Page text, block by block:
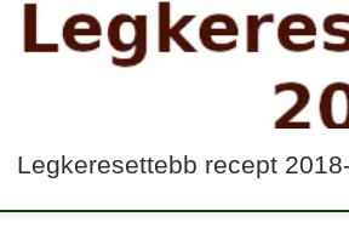
Legkeresettebb recept